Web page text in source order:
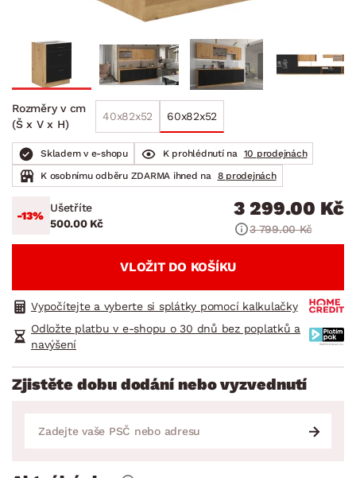
Rozměry v cm
(Š x V x H)
40x82x52 60x82x52
Skladem v e-shopu K prohlédnutí na
10 prodejnách
K osobnímu odběru ZDARMA ihned na
8 prodejnách
-13%
Ušetříte
500.00 Kč
3 299.00 Kč
3 799.00 Kč
VLOŽIT DO KOŠÍKU
Vypočítejte a vyberte si splátky pomocí kalkulačky
Odložte platbu v e-shopu o 30 dnů bez poplatků a
navýšení
Zjistěte dobu dodání nebo vyzvednutí